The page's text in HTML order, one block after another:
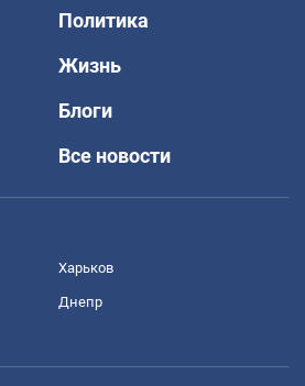
Политика
Жизнь
Блоги
Все новости
Харьков
Днепр